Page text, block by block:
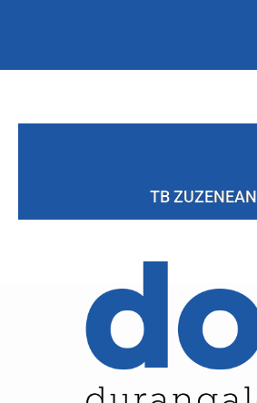
TB ZUZENEAN